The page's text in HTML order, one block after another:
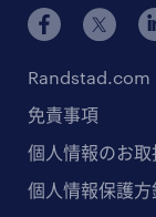
Randstad.com
免責事項
個人情報のお取
個人情報保護方